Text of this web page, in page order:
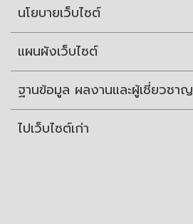
นโยบายเว็บไซต์
แผนผังเว็บไซต์
ฐานข้อมูล ผลงานและผู้เชี่ยวชาญ
ไปเว็บไซต์เก่า